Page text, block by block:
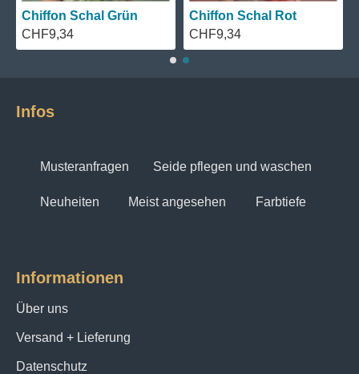
Chiffon Schal Grün
CHF9,34
Chiffon Schal Rot
CHF9,34
Infos
Musteranfragen Seide pflegen und waschen
Neuheiten Meist angesehen Farbtiefe
Informationen
Über uns
Versand + Lieferung
Datenschutz